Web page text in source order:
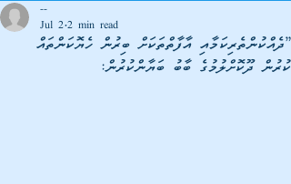
”ދެއްކުންތެރިކަމާއި އާފާތްތަކަށް ބިރުން ހެޔޮކަންތައް
ކުރުން ދޫކޮށްލުމުގެ ބާބު ބަޔާންކުރުން:
--
Jul 2 2 min read